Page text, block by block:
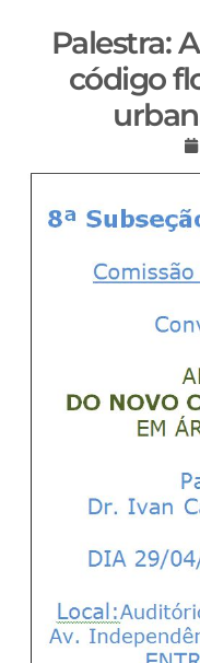
Palestra:
código